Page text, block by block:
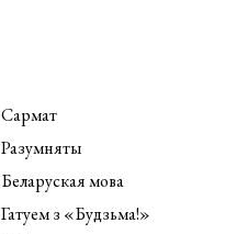
Сармат
Разумняты
Беларуская мова
Гатуем з «Будзьма!»